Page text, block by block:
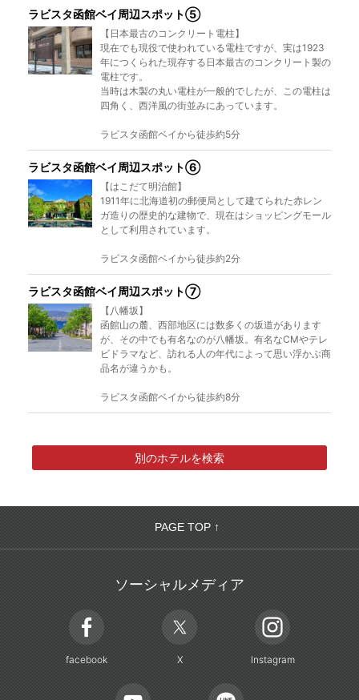
ラビスタ函館ベイ周辺スポット⑤
【日本最古のコンクリート電柱】
現在でも現役で使われている電柱ですが、実は1923
年につくられた現存する日本最古のコンクリート製の
電柱です。
当時は木製の丸い電柱が一般的でしたが、この電柱は
四角く、西洋風の街並みにあっています。
ラビスタ函館ベイから徒歩約5分
ラビスタ函館ベイ周辺スポット⑥
【はこだて明治館】
1911年に北海道初の郵便局として建てられた赤レン
ガ造りの歴史的な建物で、現在はショッピングモール
として利用されています。
ラビスタ函館ベイから徒歩約2分
ラビスタ函館ベイ周辺スポット⑦
【八幡坂】
函館山の麓、西部地区には数多くの坂道があります
が、その中でも有名なのが八幡坂。有名なCMやテレ
ビドラマなど、訪れる人の年代によって思い浮かぶ商
品名が違うかも。
ラビスタ函館ベイから徒歩約8分
別のホテルを検索
PAGE TOP ↑
ソーシャルメディア
facebook X Instagram